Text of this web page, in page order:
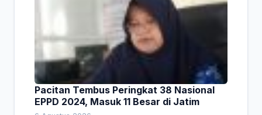
Pacitan Tembus Peringkat 38 Nasional
EPPD 2024, Masuk 11 Besar di Jatim